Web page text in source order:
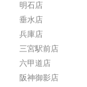
明石店
垂水店
兵庫店
三宮駅前店
六甲道店
阪神御影店